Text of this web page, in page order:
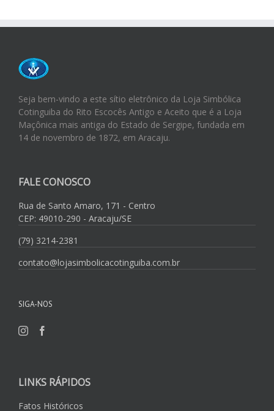
Seja bem-vindo a este sítio eletrônico da Loja Simbólica
Cotinguiba do Rito Escocês Antigo e Aceito que é a Loja
Maçônica mais antiga do Estado de Sergipe, fundada em
14 de novembro de 1872, em Aracaju.
FALE CONOSCO
Rua de Santo Amaro, 171 - Centro
CEP: 49010-290 - Aracaju/SE
(79) 3214-2381
contato@lojasimbolicacotinguiba.com.br
SIGA-NOS
LINKS RÁPIDOS
Fatos Históricos